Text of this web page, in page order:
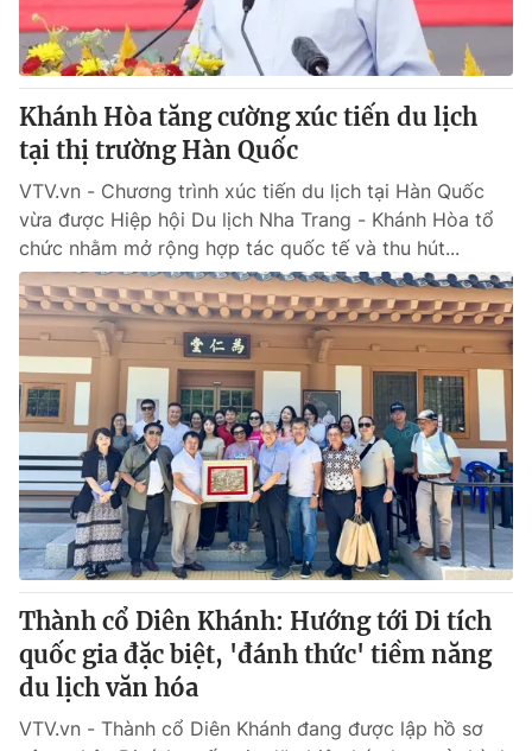
Khánh Hòa tăng cường xúc tiến du lịch
tại thị trường Hàn Quốc
VTV.vn - Chương trình xúc tiến du lịch tại Hàn Quốc
vừa được Hiệp hội Du lịch Nha Trang - Khánh Hòa tổ
chức nhằm mở rộng hợp tác quốc tế và thu hút...
Thành cổ Diên Khánh: Hướng tới Di tích
quốc gia đặc biệt, 'đánh thức' tiềm năng
du lịch văn hóa
VTV.vn - Thành cổ Diên Khánh đang được lập hồ sơ